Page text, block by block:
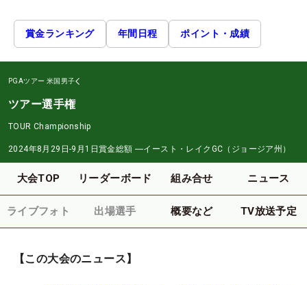
賞金ランキング 年間日程 ポイント・成績
PGAツアー 米国男子
ツアー選手権
TOUR Championship
2024年8月29日-9月1日賞金総額 ―イースト・レイクGC（ジョージア州）
大会TOP リーダーボード 組み合せ ニュース
ライブフォト 出場選手 概要など TV放送予定
【この大会のニュース】